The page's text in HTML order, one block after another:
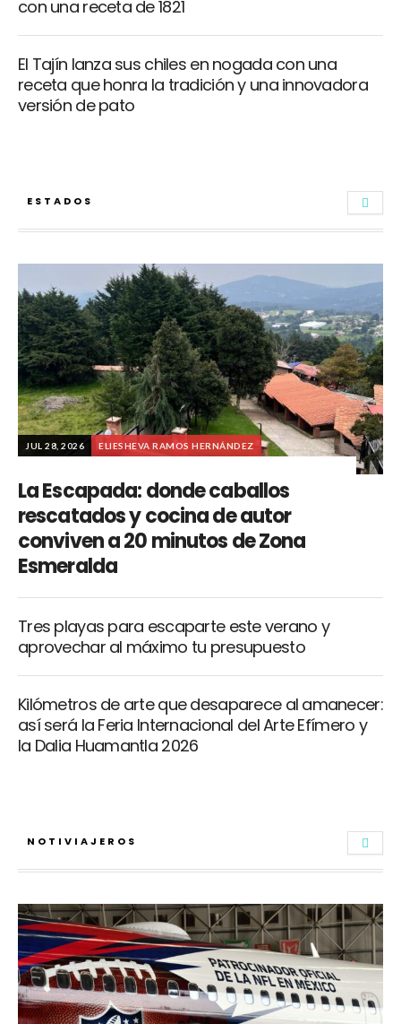
con una receta de 1821
El Tajín lanza sus chiles en nogada con una
receta que honra la tradición y una innovadora
versión de pato
ESTADOS
JUL 28, 2026 ELIESHEVA RAMOS HERNÁNDEZ
La Escapada: donde caballos
rescatados y cocina de autor
conviven a 20 minutos de Zona
Esmeralda
Tres playas para escaparte este verano y
aprovechar al máximo tu presupuesto
Kilómetros de arte que desaparece al amanecer:
así será la Feria Internacional del Arte Efímero y
la Dalia Huamantla 2026
NOTIVIAJEROS